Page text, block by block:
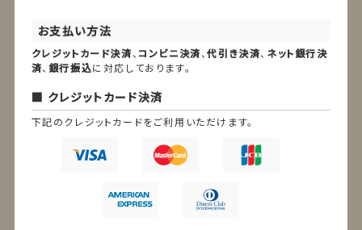
お支払い方法
クレジットカード決済、コンビニ決済、代引き決済、 ネット銀行決
済、 銀行振込に対応しております。
クレジットカード決済
下記のクレジットカードをご利用いただけます。